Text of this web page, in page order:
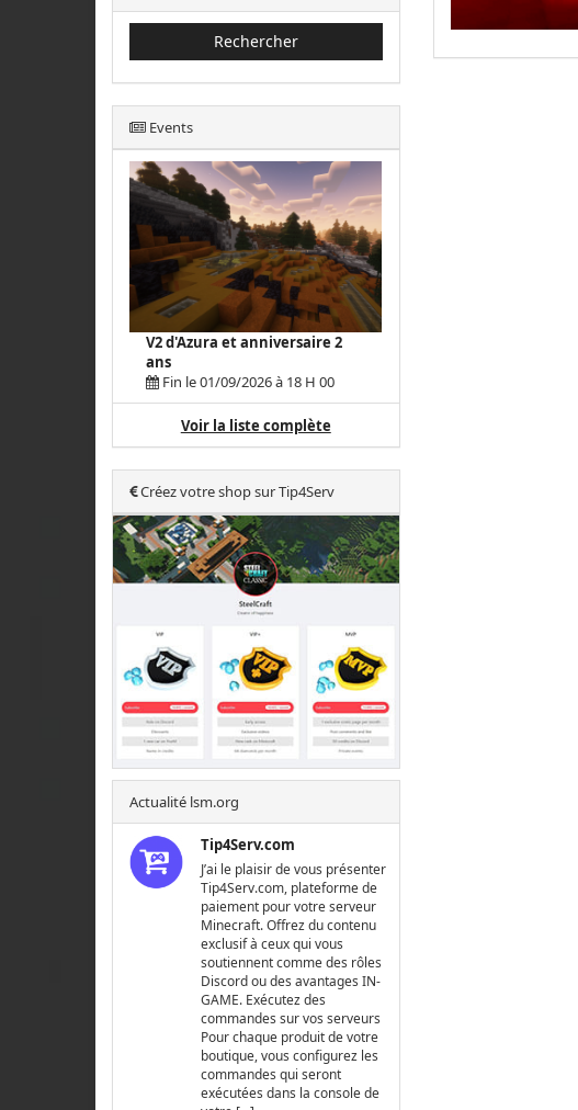
Rechercher
Events
V2 d'Azura et anniversaire 2
ans
Fin le 01/09/2026 à 18 H 00
Voir la liste complète
Créez votre shop sur Tip4Serv
Actualité lsm.org
Tip4Serv.com
J’ai le plaisir de vous présenter
Tip4Serv.com, plateforme de
paiement pour votre serveur
Minecraft. Offrez du contenu
exclusif à ceux qui vous
soutiennent comme des rôles
Discord ou des avantages IN-
GAME. Exécutez des
commandes sur vos serveurs
Pour chaque produit de votre
boutique, vous configurez les
commandes qui seront
exécutées dans la console de